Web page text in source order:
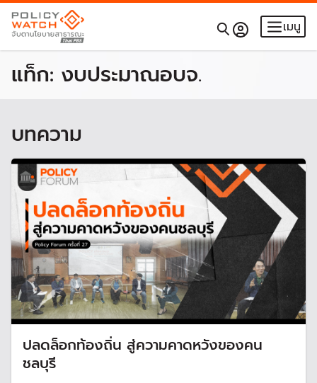
เมนู
แท็ก: งบประมาณอบจ.
บทความ
ปลดล็อกท้องถิ่น สู่ความคาดหวังของคน
ชลบุรี